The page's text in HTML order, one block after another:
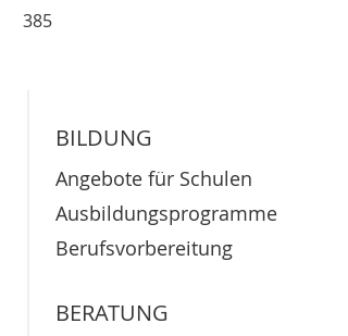
385
BILDUNG
Angebote für Schulen
Ausbildungsprogramme
Berufsvorbereitung
BERATUNG